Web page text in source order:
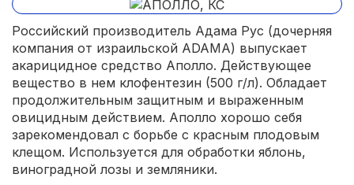
Российский производитель Адама Рус (дочерняя
компания от израильской ADAMA) выпускает
акарицидное средство Аполло. Действующее
вещество в нем клофентезин (500 г/л). Обладает
продолжительным защитным и выраженным
овицидным действием. Аполло хорошо себя
зарекомендовал с борьбе с красным плодовым
клещом. Используется для обработки яблонь,
виноградной лозы и земляники.